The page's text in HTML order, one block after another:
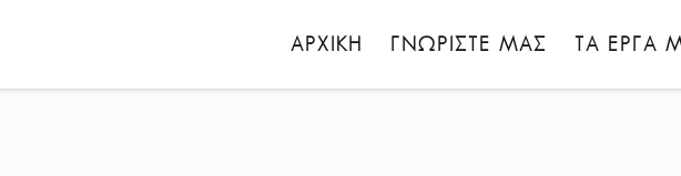
ΑΡΧΙΚΗ ΓΝΩΡΙΣΤΕ ΜΑΣ ΤΑ ΕΡΓΑ